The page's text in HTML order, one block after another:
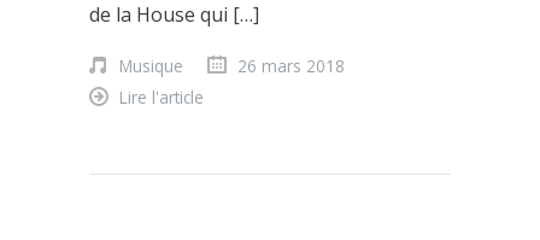
de la House qui […]
Musique
26 mars 2018
Lire l'article